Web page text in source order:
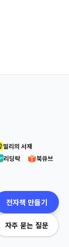
밀리의 서재
리딩락
북큐브
전자책 만들기
자주 묻는 질문